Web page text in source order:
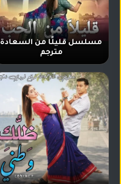
مسلسل قليلًا من السعادة
مترجم